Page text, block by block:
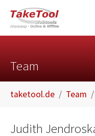
Team
taketool.de Team
Judith